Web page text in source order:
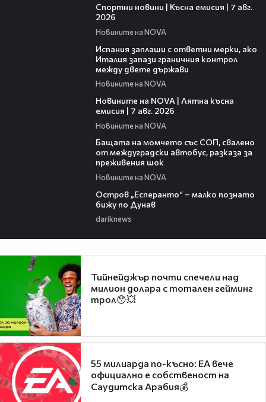
Спортни новини | Късна емисия | 7 авг.
2026
Новините на NOVA
Испания заплаши с ответни мерки, ако
Италия запази граничния контрол
между двете държави
Новините на NOVA
Новините на NOVA | Лятна късна
емисия | 7 авг. 2026
Новините на NOVA
Бащата на момчето със СОП, свалено
от междуградски автобус, разказа за
преживения шок
Новините на NOVA
Остров „Есперанто“ – малко познато
бижу по Дунав
dariknews
Тийнейджър почти спечели над
милион долара с тотален гейминг
трол😯💥
55 милиарда по-късно: EA вече
официално е собственост на
Саудитска Арабия💰